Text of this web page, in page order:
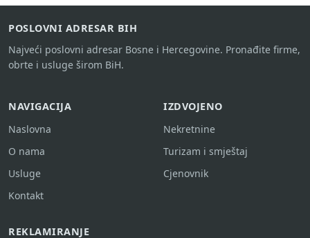
POSLOVNI ADRESAR BIH
Najveći poslovni adresar Bosne i Hercegovine. Pronađite firme,
obrte i usluge širom BiH.
NAVIGACIJA
Naslovna
O nama
Usluge
Kontakt
IZDVOJENO
Nekretnine
Turizam i smještaj
Cjenovnik
REKLAMIRANJE